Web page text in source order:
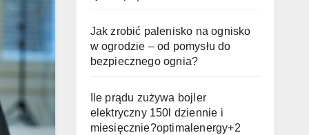
Jak zrobić palenisko na ognisko
w ogrodzie – od pomysłu do
bezpiecznego ognia?
Ile prądu zużywa bojler
elektryczny 150l dziennie i
miesięcznie?optimalenergy+2